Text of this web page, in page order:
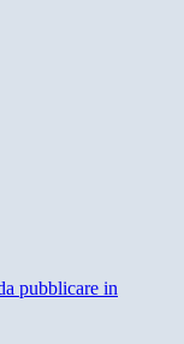
pubblicare in